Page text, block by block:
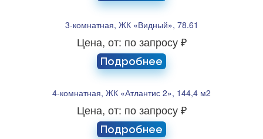
3-комнатная, ЖК «Видный», 78.61
Цена, от: по запросу ₽
Подробнее
4-комнатная, ЖК «Атлантис 2», 144,4 м2
Цена, от: по запросу ₽
Подробнее